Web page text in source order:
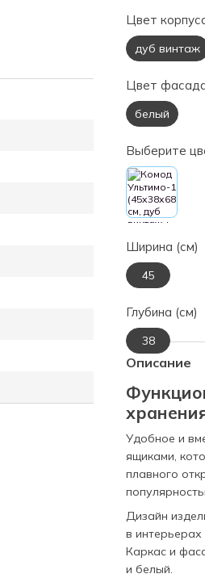
Цвет
дуб винтаж
Цвет
белый
Выберите
Ширина (см)
45
Глубина (см)
38
Описание
Удобное и
ящиками,
плавного
Дизайн
в
Каркас и
и белый.